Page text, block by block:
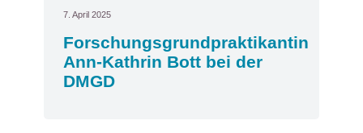
7. April 2025
Forschungsgrundpraktikantin
Ann-Kathrin Bott bei der
DMGD